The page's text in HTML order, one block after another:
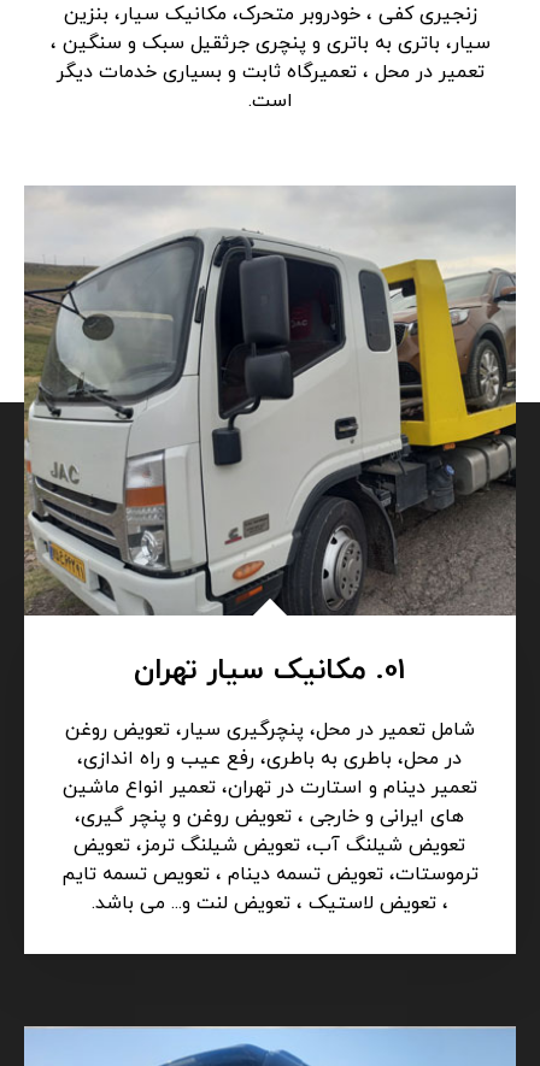
زنجیری کفی ، خودروبر متحرک، مکانیک سیار، بنزین
سیار، باتری به باتری و پنچری جرثقیل سبک و سنگین ،
تعمیر در محل ، تعمیرگاه ثابت و بسیاری خدمات دیگر
است.
01. مکانیک سیار تهران
شامل تعمیر در محل، پنچرگیری سیار، تعویض روغن
در محل، باطری به باطری، رفع عیب و راه اندازی،
تعمیر دینام و استارت در تهران، تعمیر انواع ماشین
های ایرانی و خارجی ، تعویض روغن و پنچر گیری،
تعویض شیلنگ آب، تعویض شیلنگ ترمز، تعویض
ترموستات، تعویض تسمه دینام ، تعویص تسمه تایم
، تعویض لاستیک ، تعویض لنت و... می باشد.